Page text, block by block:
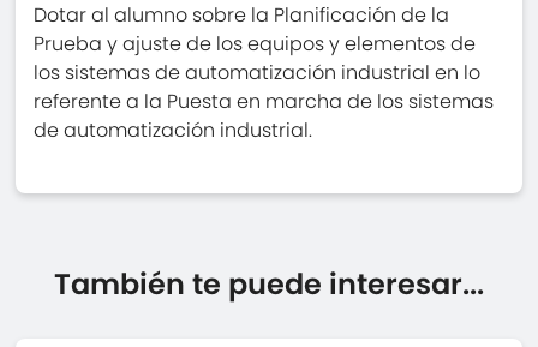
Dotar al alumno sobre la Planificación de la
Prueba y ajuste de los equipos y elementos de
los sistemas de automatización industrial en lo
referente a la Puesta en marcha de los sistemas
de automatización industrial.
También te puede interesar...